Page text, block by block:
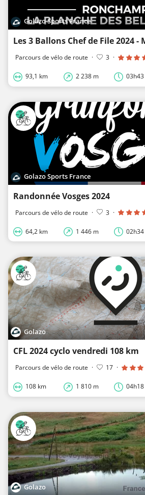
Golazo Sports France
Les 3 Ballons Chef de File 2024 -
Parcours de vélo de route · 3 ·
93,1 km 2 238 m 03h43
Golazo Sports France
Randonnée Vosges 2024
Parcours de vélo de route · 3 ·
64,2 km 1 446 m 02h34
Golazo
CFL 2024 cyclo vendredi 108 km
Parcours de vélo de route · 17 ·
108 km 1 810 m 04h18
Golazo